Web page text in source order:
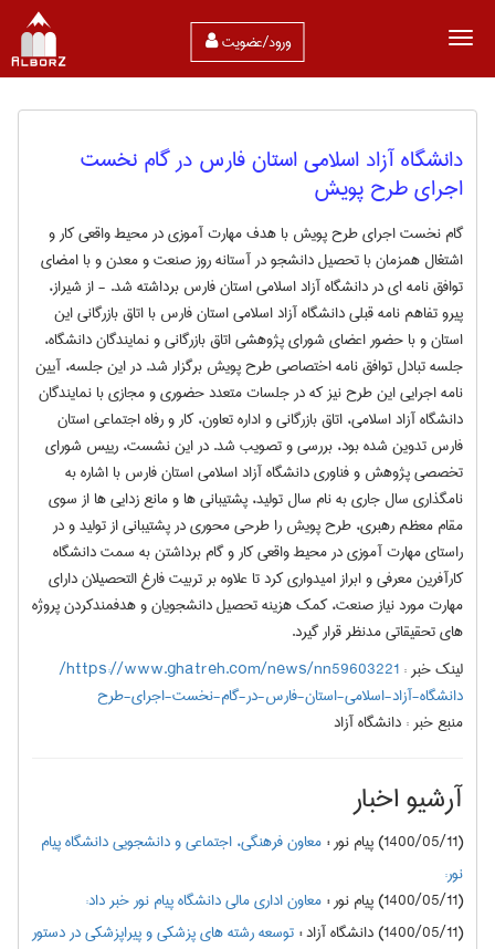
ورود/عضویت
دانشگاه آزاد اسلامی استان فارس در گام نخست
اجرای طرح پویش
گام نخست اجرای طرح پویش با هدف مهارت آموزی در محیط واقعی کار و
اشتغال همزمان با تحصیل دانشجو در آستانه روز صنعت و معدن و با امضای
توافق نامه ای در دانشگاه آزاد اسلامی استان فارس برداشته شد. - از شیراز،
پیرو تفاهم نامه قبلی دانشگاه آزاد اسلامی استان فارس با اتاق بازرگانی این
استان و با حضور اعضای شورای پژوهشی اتاق بازرگانی و نمایندگان دانشگاه،
جلسه تبادل توافق نامه اختصاصی طرح پویش برگزار شد. در این جلسه، آیین
نامه اجرایی این طرح نیز که در جلسات متعدد حضوری و مجازی با نمایندگان
دانشگاه آزاد اسلامی، اتاق بازرگانی و اداره تعاون، کار و رفاه اجتماعی استان
فارس تدوین شده بود، بررسی و تصویب شد. در این نشست، رییس شورای
تخصصی پژوهش و فناوری دانشگاه آزاد اسلامی استان فارس با اشاره به
نامگذاری سال جاری به نام سال تولید، پشتیبانی ها و مانع زدایی ها از سوی
مقام معظم رهبری، طرح پویش را طرحی محوری در پشتیبانی از تولید و در
راستای مهارت آموزی در محیط واقعی کار و گام برداشتن به سمت دانشگاه
کارآفرین معرفی و ابراز امیدواری کرد تا علاوه بر تربیت فارغ التحصیلان دارای
مهارت مورد نیاز صنعت، کمک هزینه تحصیل دانشجویان و هدفمندکردن پروژه
های تحقیقاتی مدنظر قرار گیرد.
لینک خبر :
https://www.ghatreh.com/news/nn59603221/
دانشگاه-آزاد-اسلامی-استان-فارس-در-گام-نخست-اجرای-طرح
منبع خبر :دانشگاه آزاد
آرشیو اخبار
(1400/05/11) پیام نور :معاون فرهنگی، اجتماعی و دانشجویی دانشگاه پیام
نور:
(1400/05/11) پیام نور
:معاون اداری مالی دانشگاه پیام نور خبر داد:
(1400/05/11) دانشگاه آزاد
:توسعه رشته های پزشکی و پیراپزشکی در دستور